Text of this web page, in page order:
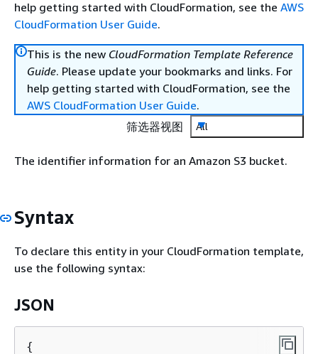
help getting started with CloudFormation, see the AWS
CloudFormation User Guide.
This is the new CloudFormation Template Reference
Guide. Please update your bookmarks and links. For
help getting started with CloudFormation, see the
AWS CloudFormation User Guide.
筛选器视图
All
The identifier information for an Amazon S3 bucket.
Syntax
To declare this entity in your CloudFormation template,
use the following syntax:
JSON
{